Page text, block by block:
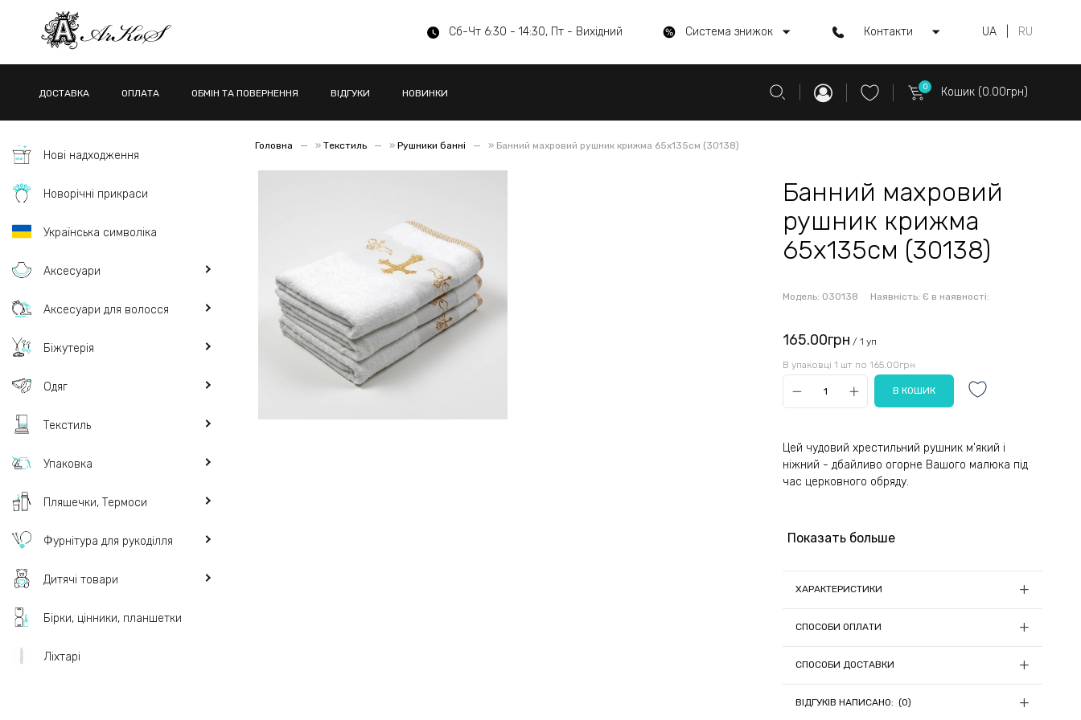
Сб-Чт 6:30 - 14:30, Пт - Вихідний Система знижок Контакти UA RU
ДОСТАВКА ОПЛАТА ОБМІН ТА ПОВЕРНЕННЯ ВІДГУКИ НОВИНКИ
0 Кошик (0.00грн)
Нові надходження
Новорічні прикраси
Українська символіка
Аксесуари
Аксесуари для волосся
Біжутерія
Одяг
Текстиль
Упаковка
Пляшечки, Термоси
Фурнітура для рукоділля
Дитячі товари
Бірки, цінники, планшетки
Ліхтарі
Головна » Текстиль » Рушники банні » Банний махровий рушник крижма 65х135см (30138)
Банний махровий
рушник крижма
65х135см (30138)
Модель: 030138 Наявність: Є в наявності:
165.00грн / 1 уп
В упаковці 1 шт по 165.00грн
Цей чудовий хрестильний рушник м'який і
ніжний - дбайливо огорне Вашого малюка під
час церковного обряду.
Показать больше
ХАРАКТЕРИСТИКИ
Кількість одиниць, шт:
Країна-виробник товару:
Розміри: 65х135
СПОСОБИ ОПЛАТИ
1) Онлайн оплата
сплатити онлайн при оформленні
СПОСОБИ ДОСТАВКИ
Ми відправляємо замовлення щодня (крім
П'ятниці) о 13:00, якщо кошти були зараховані до
ВІДГУКІВ НАПИСАНО: (0)